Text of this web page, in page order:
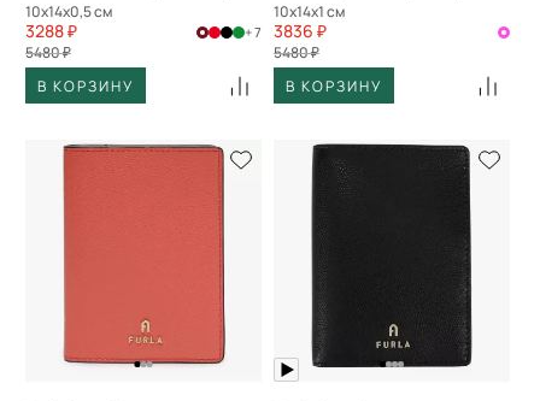
10x14x0,5 см
3288 ₽
5480 ₽
+ 7
В КОРЗИНУ
10x14x1 см
3836 ₽
5480 ₽
В КОРЗИНУ